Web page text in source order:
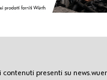
presenti su